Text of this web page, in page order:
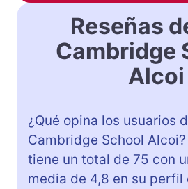
Reseñas
Cambridge
Alcoi
¿Qué opina los usuarios
Cambridge School
tiene un total de 75 con
media de 4,8 en su perfil